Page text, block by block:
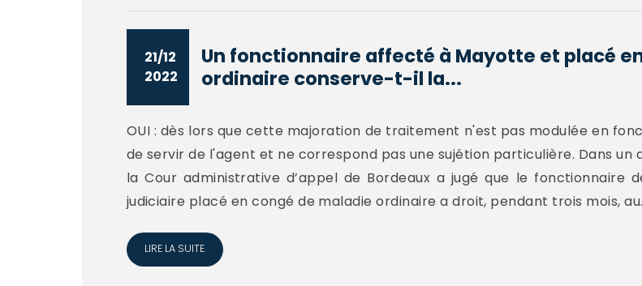
21/12
2022
Un fonctionnaire affecté à Mayotte et placé
ordinaire conserve-t-il la...
OUI : dès lors que cette majoration de traitement n'est pas modulée en
de servir de l'agent et ne correspond pas une sujétion particulière. Dans un
la Cour administrative d’appel de Bordeaux a jugé que le fonctionnaire
judiciaire placé en congé de maladie ordinaire a droit, pendant trois mois,
LIRE LA SUITE